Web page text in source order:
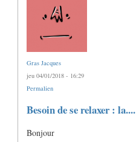
Gras Jacques
jeu 04/01/2018 - 16:29
Permalien
Besoin de se relaxer : la....
Bonjour